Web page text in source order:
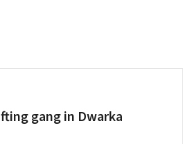
gang in Dwarka